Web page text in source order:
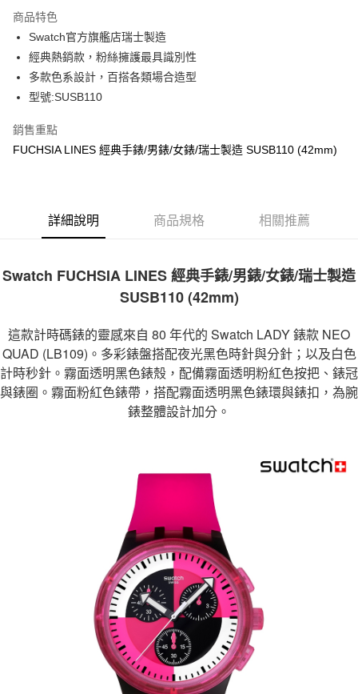
臺灣中小企業銀行
匯豐（台灣）商業銀行
聯邦商業銀行
遠東國際商業銀行
元大商業銀行
永豐商業銀行
玉山商業銀行
台灣樂天信用卡公司
街口支付
悠遊付
Google Pay
大哥付你分期
流程，驗證手機門號後，選擇欲分期的期數、繳款截止日，確認付款後即完
成交易。
消。如遇「轉專審核」未通過狀況，表示未達大哥付你分期系統評分，恕無
醒簡訊。
2.透過簡訊連結打開帳單後，可選擇「超商條碼／台灣大直營門市／銀行轉
帳／街口支付／iPASS MONEY」等通路繳費。
【注意事項】
1.本服務係由「台灣大哥大股份有限公司」（以下簡稱本公司）所提供，讓
資料（包含姓名、電話或地址）提供予台灣大哥大進項蒐集、處理及利用，
由本公司與您本人進行分期帳單所需資料之確認、核對及更正。
3.完整用戶服務條款，請詳閱以下連結：
https://oppay.tw/userRule
【關於「AFTEE先享後付」】
AFTEE先享後付是「在收到商品之後才付款」的支付方式。 讓您購物簡單
１．簡單：不需註冊會員、不需綁卡、不需儲值。
２．便利：只要手機號碼，簡訊認證，即可結帳。
３．安心：先確認商品／服務後，再付款。
【「AFTEE先享後付」結帳流程】
１．於結帳方式選擇「AFTEE先享後付」後，將跳轉至「AFTEE先享後付」
結帳頁面，進行簡訊認證並確認金額後，即可完成結帳。
２．訂單成立數日內，您將收到繳費通知簡訊。
３．收到繳費通知簡訊後14天內，點擊此簡訊中的連結，可透過四大超商／
ATM／網路銀行／等多元方式進行付款，方視為交易完成。
※ 請注意：結帳手續完成當下不需立刻繳費，但若您需要取消訂單，請聯絡
※ 交易是否成功請以「AFTEE先享後付 」之結帳頁面顯示為準，若有關於
是否繳費成功／繳費後需取消欲退款等相關疑問，請聯繫「AFTEE先享後付
https://netprotections.freshdesk.com/support/home
１．透過由恩沛科技股份有限公司提供之「AFTEE先享後付」服務完成之交
易，需依本服務之必要範圍內提供個人資料，並將交易相關給付款項請求債
權轉讓予恩沛科技股份有限公司。
２．關於個人資料處理事宜，請瀏覽以下網址：
https://aftee.tw/terms/#terms3
３．未成年的使用者請事先徵得法定代理人或監護人之同意方可使用
「AFTEE先享後付」，若未經同意申辦者引起之損失，本公司不負相關責
４．使用「AFTEE先享後付」時，將依據個別帳號之用戶狀況，依本公司即
時審查核予不同之上限額度；若仍有額度不足之情形，本公司將視審查結果
請求用戶進行身份認證。
５．嚴禁一人註冊多個帳號或使用他人資訊註冊。若發現惡意使用之情形，
ATM付款
運送方式
每筆NT$70，滿NT$1,000(含以上)免運費
付款後7-11取貨
每筆NT$70，滿NT$1,000(含以上)免運費
京站台北店客服中心(1F星巴克旁) 即日起不提供京站紙袋，取件時
請自備購物袋，若需購買紙袋可現場詢問
商品特色
Swatch官方旗艦店瑞士製造
經典熱銷款，粉絲擁護最具識別性
多款色系設計，百搭各類場合造型
型號:SUSB110
銷售重點
FUCHSIA LINES 經典手錶/男錶/女錶/瑞士製造 SUSB110 (42mm)
詳細說明 商品規格 相關推薦
Swatch FUCHSIA LINES 經典手錶/男錶/女錶/瑞士製造
SUSB110 (42mm)
這款計時碼錶的靈感來自 80 年代的 Swatch LADY 錶款 NEO
QUAD (LB109)。多彩錶盤搭配夜光黑色時針與分針；以及白色
計時秒針。霧面透明黑色錶殼，配備霧面透明粉紅色按把、錶冠
與錶圈。霧面粉紅色錶帶，搭配霧面透明黑色錶環與錶扣，為腕
錶整體設計加分。